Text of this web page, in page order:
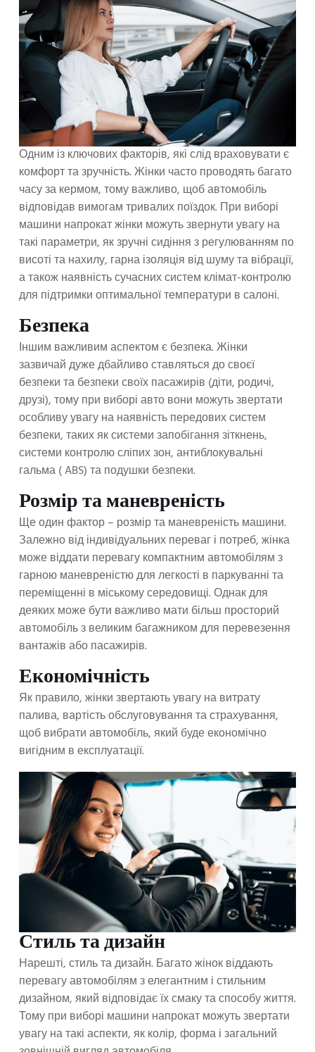
Одним із ключових факторів, які слід враховувати є
комфорт та зручність. Жінки часто проводять багато
часу за кермом, тому важливо, щоб автомобіль
відповідав вимогам тривалих поїздок. При виборі
машини напрокат жінки можуть звернути увагу на
такі параметри, як зручні сидіння з регулюванням по
висоті та нахилу, гарна ізоляція від шуму та вібрації,
а також наявність сучасних систем клімат-контролю
для підтримки оптимальної температури в салоні.
Безпека
Іншим важливим аспектом є безпека. Жінки
зазвичай дуже дбайливо ставляться до своєї
безпеки та безпеки своїх пасажирів (діти, родичі,
друзі), тому при виборі авто вони можуть звертати
особливу увагу на наявність передових систем
безпеки, таких як системи запобігання зіткнень,
системи контролю сліпих зон, антиблокувальні
гальма ( ABS) та подушки безпеки.
Розмір та маневреність
Ще один фактор – розмір та маневреність машини.
Залежно від індивідуальних переваг і потреб, жінка
може віддати перевагу компактним автомобілям з
гарною маневреністю для легкості в паркуванні та
переміщенні в міському середовищі. Однак для
деяких може бути важливо мати більш просторий
автомобіль з великим багажником для перевезення
вантажів або пасажирів.
Економічність
Як правило, жінки звертають увагу на витрату
палива, вартість обслуговування та страхування,
щоб вибрати автомобіль, який буде економічно
вигідним в експлуатації.
Стиль та дизайн
Нарешті, стиль та дизайн. Багато жінок віддають
перевагу автомобілям з елегантним і стильним
дизайном, який відповідає їх смаку та способу життя.
Тому при виборі машини напрокат можуть звертати
увагу на такі аспекти, як колір, форма і загальний